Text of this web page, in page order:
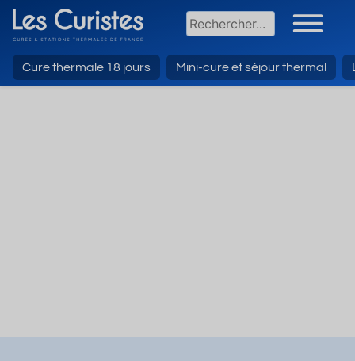
Cure thermale 18 jours Mini-cure et séjour thermal